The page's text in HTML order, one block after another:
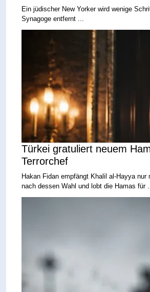
Ein jüdischer New Yorker wird wenige
Synagoge entfernt ...
Türkei gratuliert neuem
Terrorchef
Hakan Fidan empfängt Khalil al-Hayya nur
nach dessen Wahl und lobt die Hamas für